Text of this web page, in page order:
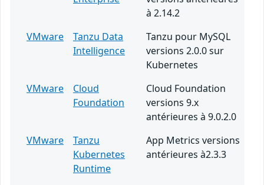
à 2.14.2
VMware
Tanzu Data
Intelligence
Tanzu pour MySQL
versions 2.0.0 sur
Kubernetes
VMware
Cloud
Foundation
Cloud Foundation
versions 9.x
antérieures à 9.0.2.0
VMware
Tanzu
Kubernetes
Runtime
App Metrics versions
antérieures à2.3.3